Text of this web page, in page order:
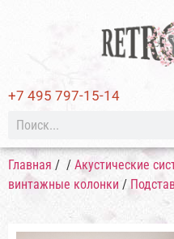
+7 495 797-15-14
Главная / / Акустические
винтажные колонки /